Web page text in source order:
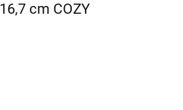
16,7 cm COZY